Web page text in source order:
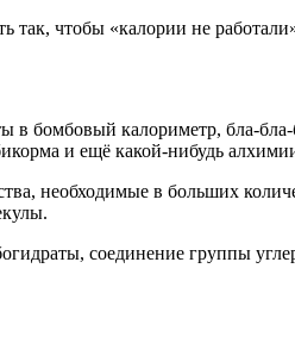
чтобы «калории не
бомбовый калориметр, бла-
и ещё какой-нибудь
необходимые в больших
соединение группы